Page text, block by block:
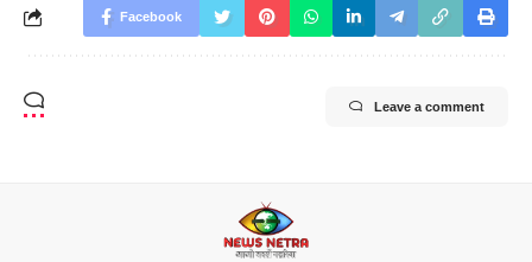
Facebook
Leave a comment